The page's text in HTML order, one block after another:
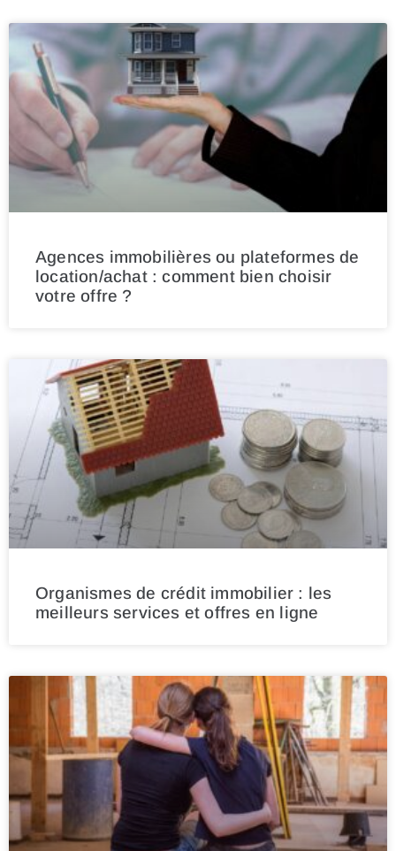
Agences immobilières ou plateformes de
location/achat : comment bien choisir
votre offre ?
Organismes de crédit immobilier : les
meilleurs services et offres en ligne